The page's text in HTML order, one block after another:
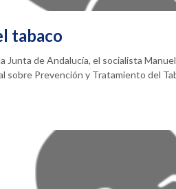
tabaco
Junta de Andalucía, el socialista
sobre Prevención y Tratamiento del